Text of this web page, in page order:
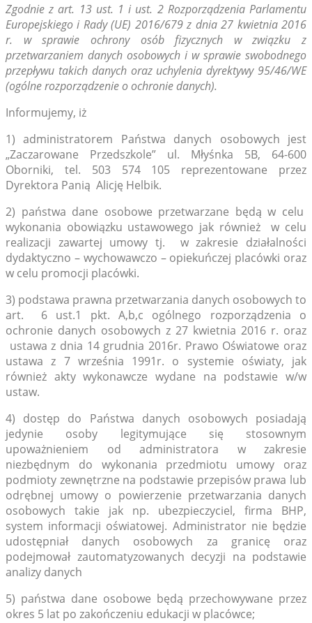
Zgodnie z art. 13 ust. 1 i ust. 2 Rozporządzenia Parlamentu
Europejskiego i Rady (UE) 2016/679 z dnia 27 kwietnia 2016
r. w sprawie ochrony osób fizycznych w związku z
przetwarzaniem danych osobowych i w sprawie swobodnego
przepływu takich danych oraz uchylenia dyrektywy 95/46/WE
(ogólne rozporządzenie o ochronie danych).
Informujemy, iż
1) administratorem Państwa danych osobowych jest
„Zaczarowane Przedszkole” ul. Młyśnka 5B, 64-600
Oborniki, tel. 503 574 105 reprezentowane przez
Dyrektora Panią Alicję Helbik.
2) państwa dane osobowe przetwarzane będą w celu
wykonania obowiązku ustawowego jak również w celu
realizacji zawartej umowy tj. w zakresie działalności
dydaktyczno – wychowawczo – opiekuńczej placówki oraz
w celu promocji placówki.
3) podstawa prawna przetwarzania danych osobowych to
art. 6 ust.1 pkt. A,b,c ogólnego rozporządzenia o
ochronie danych osobowych z 27 kwietnia 2016 r. oraz
ustawa z dnia 14 grudnia 2016r. Prawo Oświatowe oraz
ustawa z 7 września 1991r. o systemie oświaty, jak
również akty wykonawcze wydane na podstawie w/w
ustaw.
4) dostęp do Państwa danych osobowych posiadają
jedynie osoby legitymujące się stosownym
upoważnieniem od administratora w zakresie
niezbędnym do wykonania przedmiotu umowy oraz
podmioty zewnętrzne na podstawie przepisów prawa lub
odrębnej umowy o powierzenie przetwarzania danych
osobowych takie jak np. ubezpieczyciel, firma BHP,
system informacji oświatowej. Administrator nie będzie
udostępniał danych osobowych za granicę oraz
podejmował zautomatyzowanych decyzji na podstawie
analizy danych
5) państwa dane osobowe będą przechowywane przez
okres 5 lat po zakończeniu edukacji w placówce;